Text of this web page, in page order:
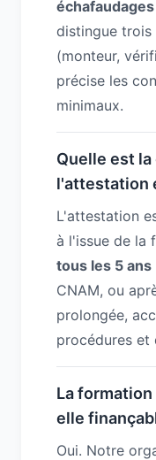
distingue trois
(monteur,
précise les
minimaux.
Quelle est
l'attestation
L'attestation
à l'issue de la
tous les 5 ans
CNAM, ou
prolongée,
procédures et
La
elle
Oui. Notre